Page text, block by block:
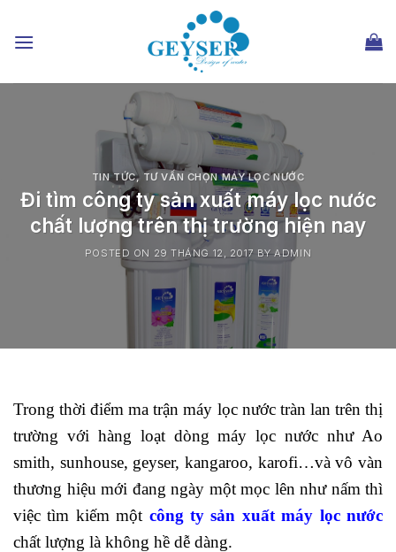
đến
nội
TIN TỨC, TƯ VẤN CHỌN MÁY LỌC NƯỚC
Đi tìm công ty sản xuất máy lọc nước
chất lượng trên thị trường hiện nay
POSTED ON 29 THÁNG 12, 2017 BYADMIN
Trong thời điểm ma trận máy lọc nước tràn lan trên thị
trường với hàng loạt dòng máy lọc nước như Ao
smith, sunhouse, geyser, kangaroo, karofi…và vô vàn
thương hiệu mới đang ngày một mọc lên như nấm thì
việc tìm kiếm một công ty sản xuất máy lọc nước
chất lượng là không hề dễ dàng.